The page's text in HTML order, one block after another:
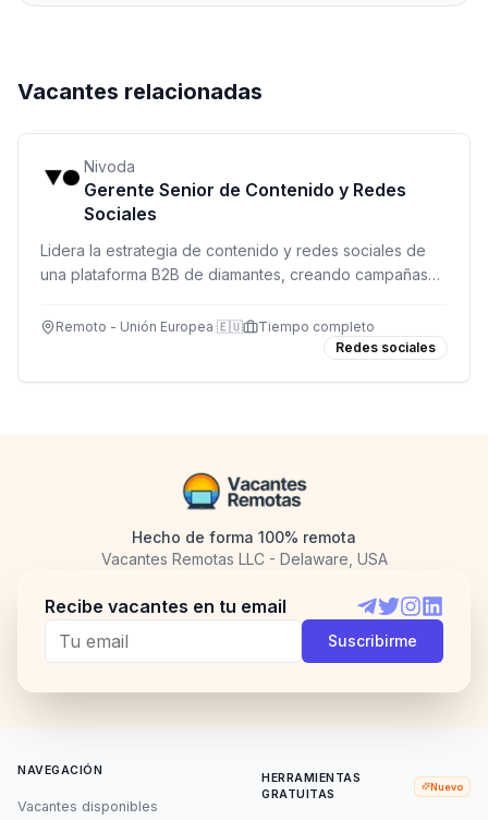
Vacantes relacionadas
Nivoda
Gerente Senior de Contenido y Redes
Sociales
Lidera la estrategia de contenido y redes sociales de
una plataforma B2B de diamantes, creando campañas
Remoto - Unión Europea 🇪🇺
Tiempo completo
Redes sociales
Hecho de forma 100% remota
Vacantes Remotas LLC - Delaware, USA
Recibe vacantes en tu email
Telegram
TwitterInstagram
Suscribirme
NAVEGACIÓN
Vacantes disponibles
HERRAMIENTAS
GRATUITAS
Nuevo